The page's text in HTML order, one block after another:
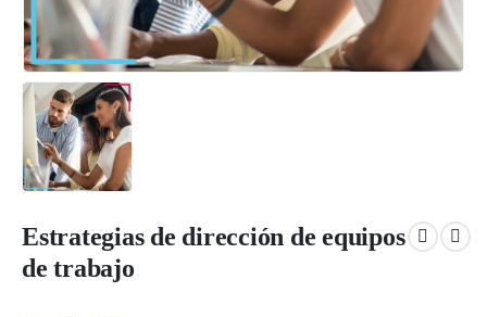
Estrategias de dirección de equipos
de trabajo